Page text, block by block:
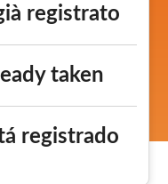
registrato
taken
registrado